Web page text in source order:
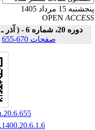
15 مرداد 1405
OPEN
دوره 20، شماره 6 - ( آذر ـ دی 1400 )
صفحات 670-655
|